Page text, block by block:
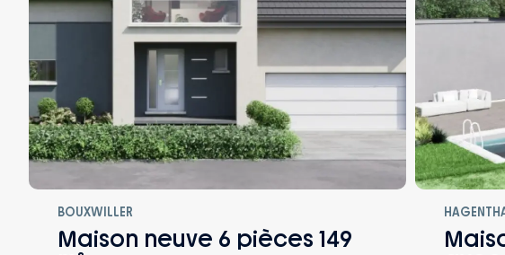
BOUXWILLER
Maison neuve 6 pièces 149